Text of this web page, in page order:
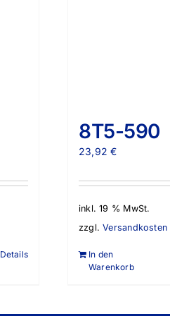
Details
8T5-590
23,92€
inkl. 19 % MwSt.
zzgl.Versandkosten
In den
Warenkorb